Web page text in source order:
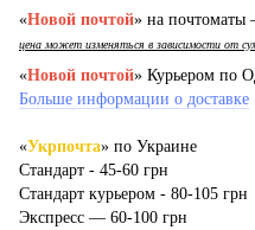
«Новой почтой» на почтоматы
цена может изменяться в зависимости от
«Новой почтой» Курьером по
Больше информации о доставке
«Укрпочта» по Украине
Стандарт - 45-60 грн
Стандарт курьером - 80-105 грн
Экспресс — 60-100 грн